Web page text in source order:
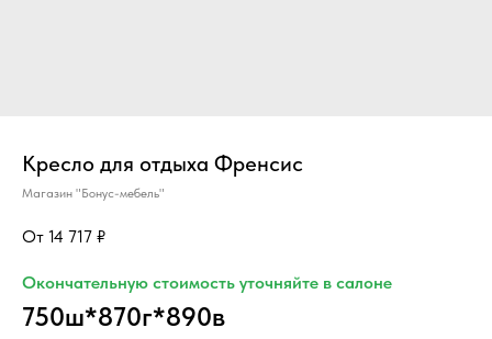
Кресло для отдыха Френсис
Магазин "Бонус-мебель"
14 717 ₽
Окончательную стоимость уточняйте в салоне
750ш*870г*890в